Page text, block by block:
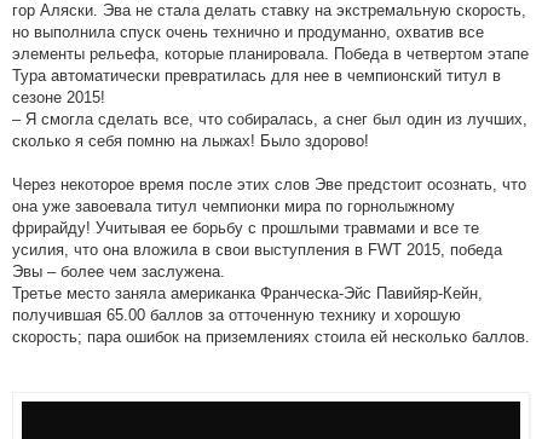
гор Аляски. Эва не стала делать ставку на экстремальную скорость,
но выполнила спуск очень технично и продуманно, охватив все
элементы рельефа, которые планировала. Победа в четвертом этапе
Тура автоматически превратилась для нее в чемпионский титул в
сезоне 2015!
– Я смогла сделать все, что собиралась, а снег был один из лучших,
сколько я себя помню на лыжах! Было здорово!
Через некоторое время после этих слов Эве предстоит осознать, что
она уже завоевала титул чемпионки мира по горнолыжному
фрирайду! Учитывая ее борьбу с прошлыми травмами и все те
усилия, что она вложила в свои выступления в FWT 2015, победа
Эвы – более чем заслужена.
Третье место заняла американка Франческа-Эйс Павийяр-Кейн,
получившая 65.00 баллов за отточенную технику и хорошую
скорость; пара ошибок на приземлениях стоила ей несколько баллов.